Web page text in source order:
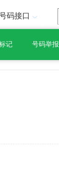
码接口
记 号码举报